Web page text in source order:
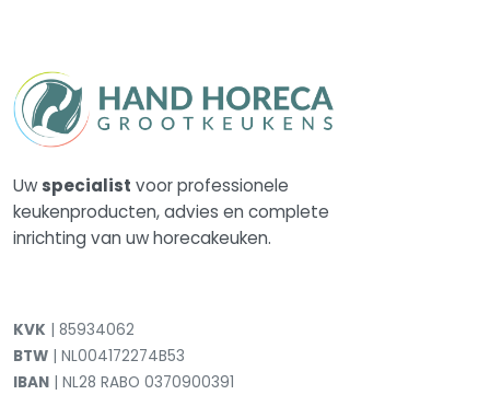
Uw specialist voor professionele
keukenproducten, advies en complete
inrichting van uw horecakeuken.
KVK | 85934062
BTW | NL004172274B53
IBAN | NL28 RABO 0370900391